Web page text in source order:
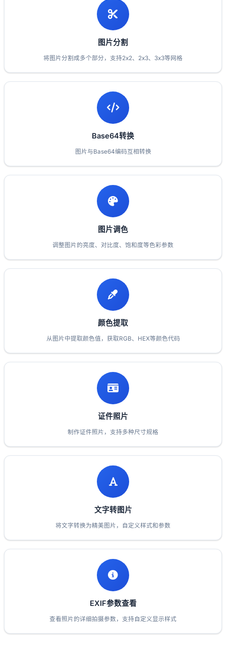
图片分割
将图片分割成多个部分，支持2x2、2x3、3x3等网格
Base64转换
图片与Base64编码互相转换
图片调色
调整图片的亮度、对比度、饱和度等色彩参数
颜色提取
从图片中提取颜色值，获取RGB、HEX等颜色代码
证件照片
制作证件照片，支持多种尺寸规格
文字转图片
将文字转换为精美图片，自定义样式和参数
EXIF参数查看
查看照片的详细拍摄参数，支持自定义显示样式